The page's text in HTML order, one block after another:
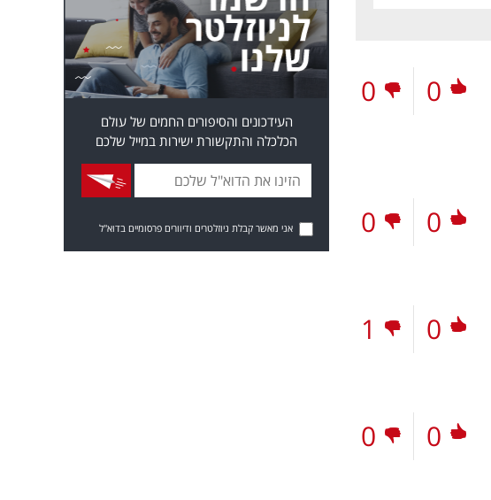
0
0
0
0
0
1
0
0
העידכונים והסיפורים החמים של עולם
הכלכלה והתקשורת ישירות במייל שלכם
אני מאשר קבלת ניוזלטרים ודיוורים פרסומיים בדוא"ל